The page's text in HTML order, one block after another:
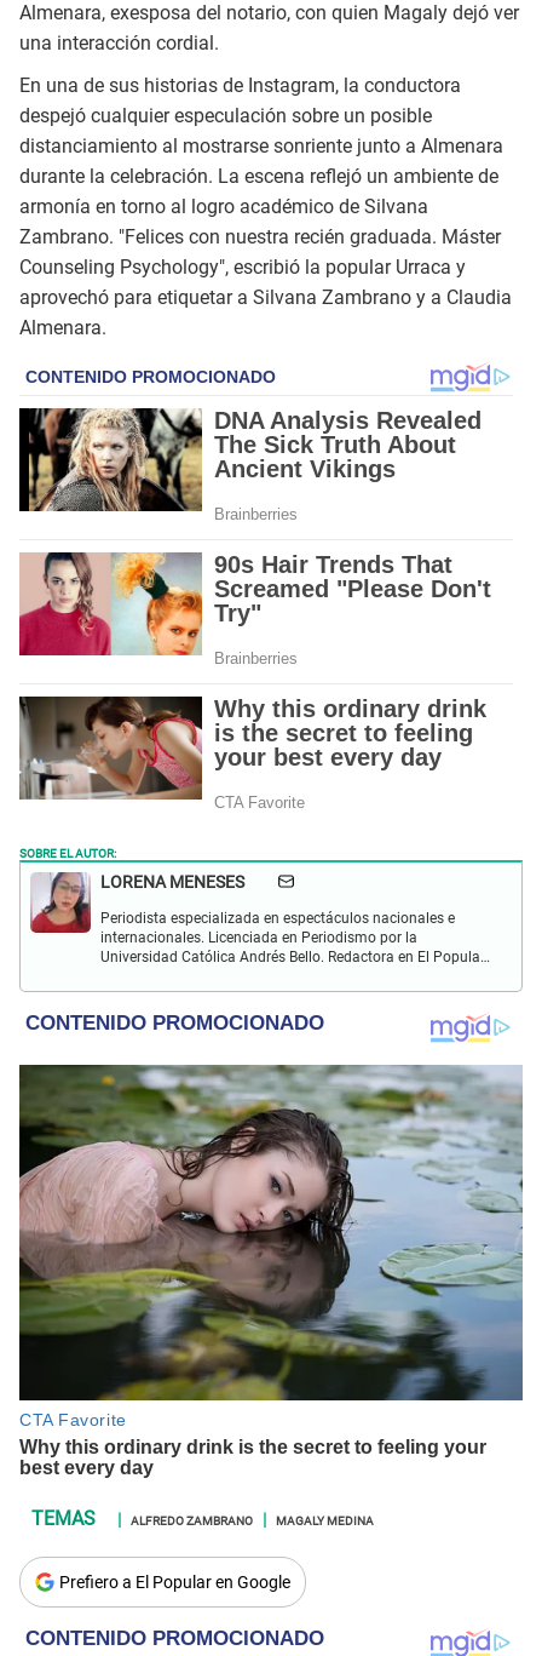
Almenara, exesposa del notario, con quien Magaly dejó ver
una interacción cordial.
En una de sus historias de Instagram, la conductora
despejó cualquier especulación sobre un posible
distanciamiento al mostrarse sonriente junto a Almenara
durante la celebración. La escena reflejó un ambiente de
armonía en torno al logro académico de Silvana
Zambrano. "Felices con nuestra recién graduada. Máster
Counseling Psychology", escribió la popular Urraca y
aprovechó para etiquetar a Silvana Zambrano y a Claudia
Almenara.
SOBRE EL AUTOR:
LORENA MENESES
Periodista especializada en espectáculos nacionales e
internacionales. Licenciada en Periodismo por la
Universidad Católica Andrés Bello. Redactora en El Popular.
celebridades.
ALFREDO ZAMBRANO MAGALY MEDINA
Prefiero a El Popular en Google